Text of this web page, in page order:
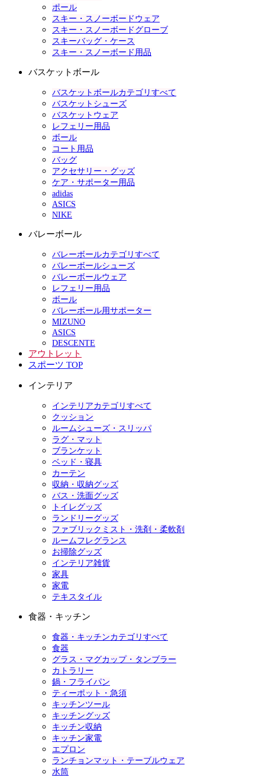
ポール
スキー・スノーボードウェア
スキー・スノーボードグローブ
スキーバッグ・ケース
スキー・スノーボード用品
バスケットボール
バスケットボールカテゴリすべて
バスケットシューズ
バスケットウェア
レフェリー用品
ボール
コート用品
バッグ
アクセサリー・グッズ
ケア・サポーター用品
adidas
ASICS
NIKE
バレーボール
バレーボールカテゴリすべて
バレーボールシューズ
バレーボールウェア
レフェリー用品
ボール
バレーボール用サポーター
MIZUNO
ASICS
DESCENTE
アウトレット
スポーツ TOP
インテリア
インテリアカテゴリすべて
クッション
ルームシューズ・スリッパ
ラグ・マット
ブランケット
ベッド・寝具
カーテン
収納・収納グッズ
バス・洗面グッズ
トイレグッズ
ランドリーグッズ
ファブリックミスト・洗剤・柔軟剤
ルームフレグランス
お掃除グッズ
インテリア雑貨
家具
家電
テキスタイル
食器・キッチン
食器・キッチンカテゴリすべて
食器
グラス・マグカップ・タンブラー
カトラリー
鍋・フライパン
ティーポット・急須
キッチンツール
キッチングッズ
キッチン収納
キッチン家電
エプロン
ランチョンマット・テーブルウェア
水筒